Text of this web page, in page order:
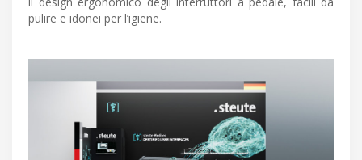
pulire e idonei per l’igiene.